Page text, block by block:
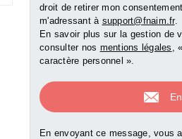
droit de retirer mon
m'adressant à support@fnaim.fr.
En savoir plus sur la gestion de
consulter nos mentions légales ,
caractère personnel ».
En envoyant ce message, vous